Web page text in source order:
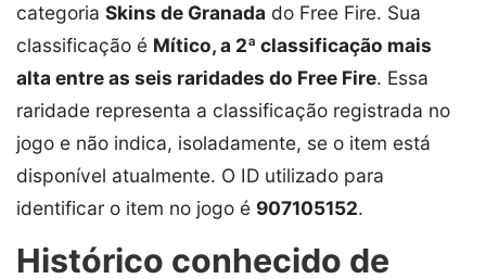
categoria Skins de Granada do Free Fire. Sua
classificação é Mítico, a 2ª classificação mais
alta entre as seis raridades do Free Fire. Essa
raridade representa a classificação registrada no
jogo e não indica, isoladamente, se o item está
disponível atualmente. O ID utilizado para
identificar o item no jogo é 907105152.
Histórico conhecido de